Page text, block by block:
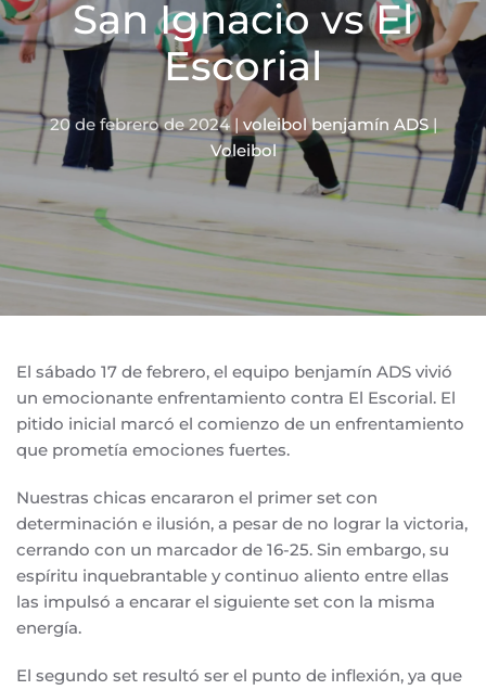
San Ignacio vs El
Escorial
20 de febrero de 2024| voleibol benjamín ADS|
Voleibol
El sábado 17 de febrero, el equipo benjamín ADS vivió
un emocionante enfrentamiento contra El Escorial. El
pitido inicial marcó el comienzo de un enfrentamiento
que prometía emociones fuertes.
Nuestras chicas encararon el primer set con
determinación e ilusión, a pesar de no lograr la victoria,
cerrando con un marcador de 16-25. Sin embargo, su
espíritu inquebrantable y continuo aliento entre ellas
las impulsó a encarar el siguiente set con la misma
energía.
El segundo set resultó ser el punto de inflexión, ya que